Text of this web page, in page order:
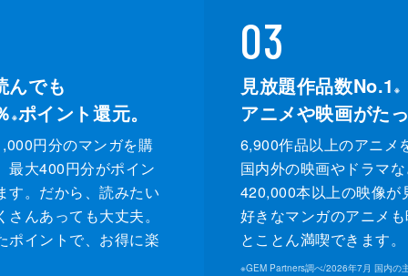
んでも
※ポイント還元。
円分のマンガを購
最大400円分がポイン
す。だから、読みたい
さんあっても大丈夫。
ポイントで、お得に楽
03
見放題作品数No.1 ※
アニメや映画がたっ
6,900作品以上のアニメ
国内外の映画やドラマな
420,000本以上の映像が
好きなマンガのアニメも
とことん満喫できます。
※GEM Partners調べ/2026年7⽉ 国内の